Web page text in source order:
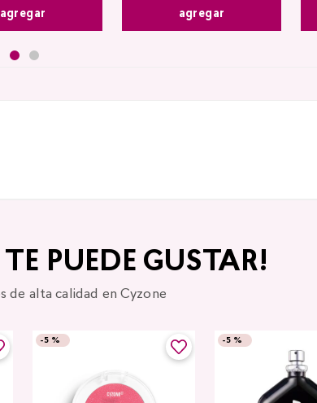
agregar agregar
PUEDE GUSTAR!
de alta calidad en Cyzone
-5 % -5 %